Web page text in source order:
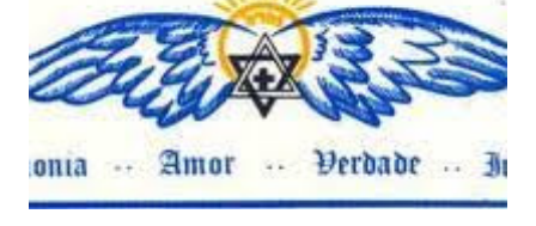
do texto clicando em novo comentário e acompanhar as
respostas e sugestões dos demais. Não estranhem o fato
de que teremos mais perguntas do que respostas, mais
reflexões do que formulações prontas, pois as perguntas
parecem contribuir mais para o aprendizado do que as
afirmações. Quem de nós pode de fato afirmar alguma coi...